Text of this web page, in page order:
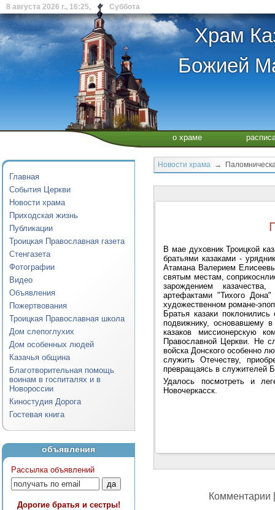
8 августа 2026 г., 16:25, Суббота
Храм
Божией
о храме
Главная
События Церкви
Новости храма
Приходская жизнь
Публикации
Троицкая Православная газета
Стенгазета
Фотографии
Видео
Объявления
Пожертвования
Троицкая Православная школа
Дом слепоглухих
Дом особенных людей
Казачья община
Благотворительная помощь
воинам в госпиталях и в
Новороссии
Киностудия Дорога
Гостевая книга
объявления
Рассылка объявлений
Дорогие братья и сестры!
Новости храма →
В мае духовник Троицкой
братьями казаками -
Атамана Валерием
святым местам,
зарождением
артефактами "Тихого
художественном романе-
Братья казаки
подвижнику, основавшему
казаков миссионерскую
Православной Церкви. Не
войска Донского особенно
служить Отечеству,
превращаясь в служителей
Удалось посмотреть и
Новочеркасск.
Комментарии